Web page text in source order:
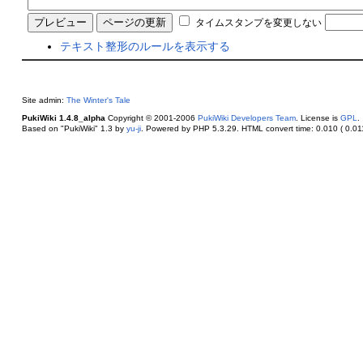
タイムスタンプを変更しない
テキスト整形のルールを表示する
Site admin: The Winter's Tale
PukiWiki 1.4.8_alpha Copyright © 2001-2006 PukiWiki Developers Team. License is GPL
Based on "PukiWiki" 1.3 by yu-ji. Powered by PHP 5.3.29. HTML convert time: 0.010 (